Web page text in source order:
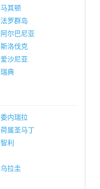
马其顿
法罗群岛
阿尔巴尼亚
斯洛伐克
爱沙尼亚
瑞典
委内瑞拉
荷属圣马丁
智利
乌拉圭